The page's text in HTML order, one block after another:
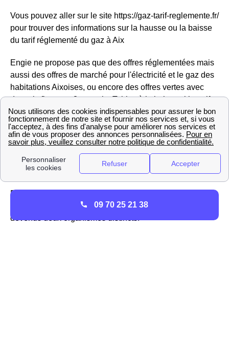
Vous pouvez aller sur le site https://gaz-tarif-reglemente.fr/
pour trouver des informations sur la hausse ou la baisse
du tarif réglementé du gaz à Aix
Engie ne propose pas que des offres réglementées mais
aussi des offres de marché pour l'électricité et le gaz des
habitations Aixoises, ou encore des offres vertes avec
des prix fixes sur 3 ans, ajusTables à la baisse si le tarif
réglementé diminue. à Aix, Engie est donc considéré
comme un fournisseur alternatif d'électricité.
EDF-GDF : tout comprendre sur l'entreprise à Aix
Quelles sont les prestations proposées par EDF et
EDF et GDF Aix, autrefois une seule et même entité, et
monopole sur la fourniture d'énergie en Limousin sont
devenus deux organismes distincts.
09 70 25 21 38